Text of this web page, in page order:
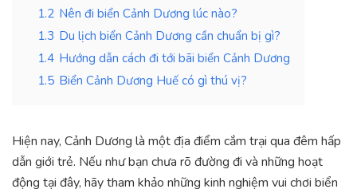
1.2 Nên đi biển Cảnh Dương lúc nào?
1.3 Du lịch biển Cảnh Dương cần chuẩn bị gì?
1.4 Hướng dẫn cách đi tới bãi biển Cảnh Dương
1.5 Biển Cảnh Dương Huế có gì thú vị?
Hiện nay, Cảnh Dương là một địa điểm cắm trại qua đêm hấp
dẫn giới trẻ. Nếu như bạn chưa rõ đường đi và những hoạt
động tại đây, hãy tham khảo những kinh nghiệm vui chơi biển